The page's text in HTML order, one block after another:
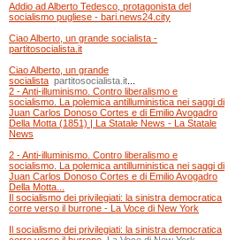
Addio ad Alberto Tedesco, protagonista del
socialismo pugliese - bari.news24.city
Ciao Alberto, un grande socialista -
partitosocialista.it
Ciao Alberto, un grande
socialista partitosocialista.it
2 - Anti-illuminismo. Contro liberalismo e
socialismo. La polemica antilluministica nei saggi di
Juan Carlos Donoso Cortes e di Emilio Avogadro
Della Motta (1851) | La Statale News - La Statale
News
2 - Anti-illuminismo. Contro liberalismo e
socialismo. La polemica antilluministica nei saggi di
Juan Carlos Donoso Cortes e di Emilio Avogadro
Della Motta...
Il socialismo dei privilegiati: la sinistra democratica
corre verso il burrone - La Voce di New York
Il socialismo dei privilegiati: la sinistra democratica